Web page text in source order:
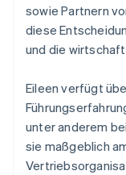
sowie Partnern
diese
und die
Eileen verfügt
unter anderem
sie maßgeblich
Australien
English
Belgien
Nederlands
Brasilien
Português